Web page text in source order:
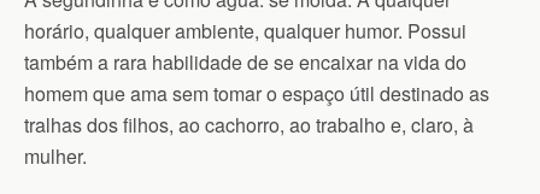
horário, qualquer ambiente, qualquer humor. Possui
também a rara habilidade de se encaixar na vida do
homem que ama sem tomar o espaço útil destinado as
tralhas dos filhos, ao cachorro, ao trabalho e, claro, à
mulher.